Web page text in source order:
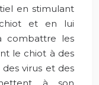
en stimulant
et en lui
combattre les
le chiot à des
virus et des